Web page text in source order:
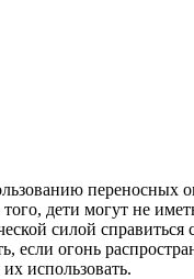
переносных
дети могут не
силой
огонь
использовать.